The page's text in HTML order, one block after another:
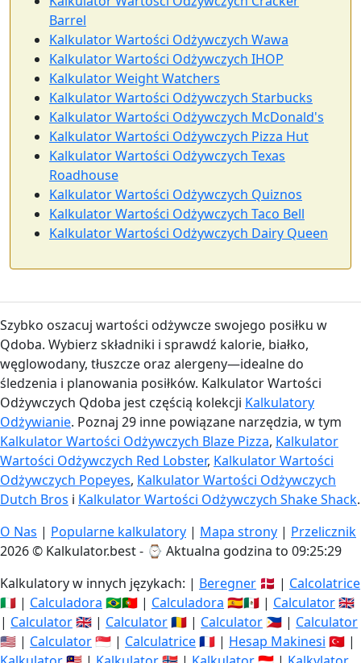
Barrel
Kalkulator Wartości Odżywczych Wawa
Kalkulator Wartości Odżywczych IHOP
Kalkulator Weight Watchers
Kalkulator Wartości Odżywczych Starbucks
Kalkulator Wartości Odżywczych McDonald's
Kalkulator Wartości Odżywczych Pizza Hut
Kalkulator Wartości Odżywczych Texas
Roadhouse
Kalkulator Wartości Odżywczych Quiznos
Kalkulator Wartości Odżywczych Taco Bell
Kalkulator Wartości Odżywczych Dairy Queen
Szybko oszacuj wartości odżywcze swojego posiłku w
Qdoba. Wybierz składniki i sprawdź kalorie, białko,
węglowodany, tłuszcze oraz alergeny—idealne do
śledzenia i planowania posiłków. Kalkulator Wartości
Odżywczych Qdoba jest częścią kolekcji Kalkulatory
Odżywianie. Poznaj 29 inne powiązane narzędzia, w tym
Kalkulator Wartości Odżywczych Blaze Pizza, Kalkulator
Wartości Odżywczych Red Lobster, Kalkulator Wartości
Odżywczych Popeyes, Kalkulator Wartości Odżywczych
Dutch Bros i Kalkulator Wartości Odżywczych Shake Shack.
O Nas | Popularne kalkulatory | Mapa strony | Przelicznik
2026 © Kalkulator.best - ⌚ Aktualna godzina to 09:25:29
Kalkulatory w innych językach: | Beregner 🇩🇰 | Calcolatrice
🇮🇹 | Calculadora 🇧🇷🇵🇹 | Calculadora 🇪🇸🇲🇽 | Calculator🇬🇧
| Calculator🇬🇧 | Calculator🇷🇴 | Calculator 🇵🇭 | Calculator
🇺🇸 | Calculator🇸🇬 | Calculatrice🇫🇷 | Hesap Makinesi 🇹🇷 |